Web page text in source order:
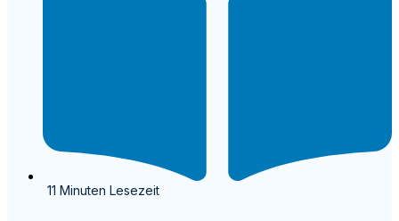
11 Minuten Lesezeit